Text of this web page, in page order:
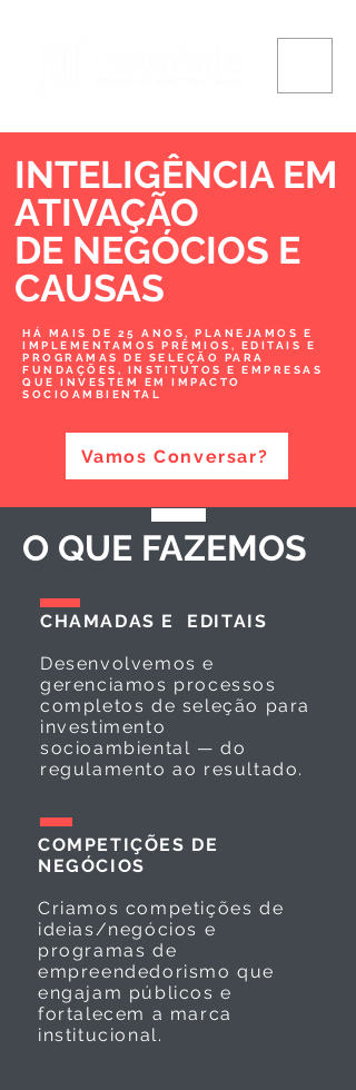
INTELIGÊNCIA EM
ATIVAÇÃO
DE NEGÓCIOS E
CAUSAS
HÁ MAIS DE 25 ANOS, PLANEJAMOS E
IMPLEMENTAMOS PRÊMIOS, EDITAIS E
PROGRAMAS DE SELEÇÃO PARA
FUNDAÇÕES, INSTITUTOS E EMPRESAS
QUE INVESTEM EM IMPACTO
SOCIOAMBIENTAL
Vamos Conversar?
O QUE FAZEMOS
CHAMADAS E EDITAIS
Desenvolvemos e
gerenciamos processos
completos de seleção para
investimento
socioambiental — do
regulamento ao resultado.
COMPETIÇÕES DE
NEGÓCIOS
Criamos competições de
ideias/negócios e
programas de
empreendedorismo que
engajam públicos e
fortalecem a marca
institucional.